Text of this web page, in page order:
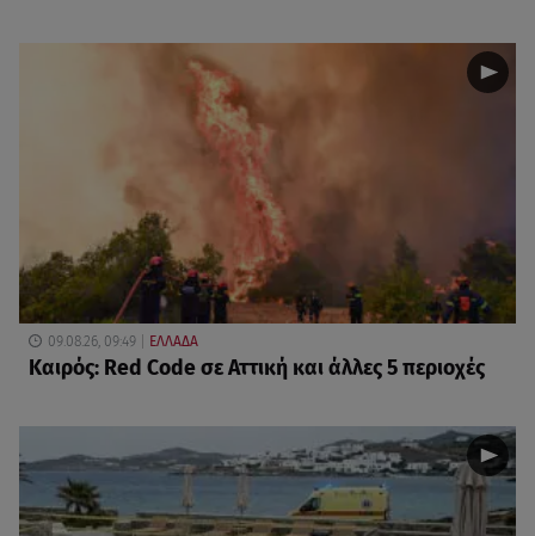
09.08.26, 09:49 ΕΛΛΑΔΑ
Καιρός: Red Code σε Αττική και άλλες 5 περιοχές